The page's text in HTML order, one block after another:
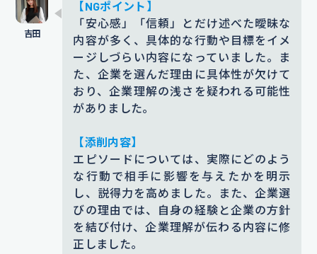
点に魅力を感じました。スタッフ一
人ひとりが裁量をもってお客様に合
わせた柔軟なサービスを提供してい
る点に惹かれました。公式サイトに
掲載されていた「顧客一人ひとりに
合わせた対応してくれるのが嬉し
い」というお客様の声からも、その
姿勢が伝わってきました。
添削コメント｜一般的な表現では企業の魅力が伝
わらないため、企業独自の取り組みや具体的な顧
客の声を引用することで、企業研究の深さと志望
ど、細やかな気配り」などフロント職に求められ
る具体的な行動に言い換えました。
【根拠となるエピソード】
大学時代、飲食店で接客のアルバイ
トを経験し、 言葉遣いや表情、立ち
大きく変わることを学びました
すれば「また来たい」と思っていた
だけるのかを常に考えながら接客す
る中で、言葉遣いや態度の重要性を
実感しました
【NGポイント】
「安心感」「信頼」とだけ述べた曖昧な
内容が多く、具体的な行動や目標をイメ
ージしづらい内容になっていました。ま
た、企業を選んだ理由に具体性が欠けて
おり、企業理解の浅さを疑われる可能性
がありました。
【添削内容】
エピソードについては、実際にどのよう
な行動で相手に影響を与えたかを明示
し、説得力を高めました。また、企業選
びの理由では、自身の経験と企業の方針
を結び付け、企業理解が伝わる内容に修
正しました。